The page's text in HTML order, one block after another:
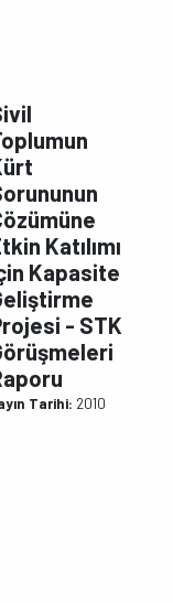
Katılımı
Kapasite
- STK
Tarihi: 2010